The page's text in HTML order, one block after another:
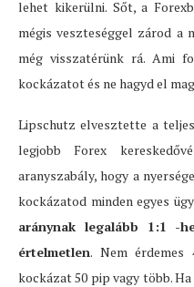
lehet kikerülni. Sőt, a
mégis veszteséggel zárod a
még visszatérünk rá. Ami
kockázatot és ne hagyd el
Lipschutz elvesztette a
legjobb Forex
aranyszabály, hogy a
kockázatod minden egyes
aránynak legalább 1:1 -
értelmetlen. Nem
kockázat 50 pip vagy több.